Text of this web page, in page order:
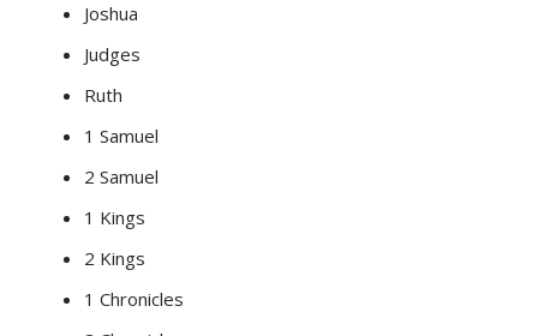
Joshua
Judges
Ruth
1 Samuel
2 Samuel
1 Kings
2 Kings
1 Chronicles